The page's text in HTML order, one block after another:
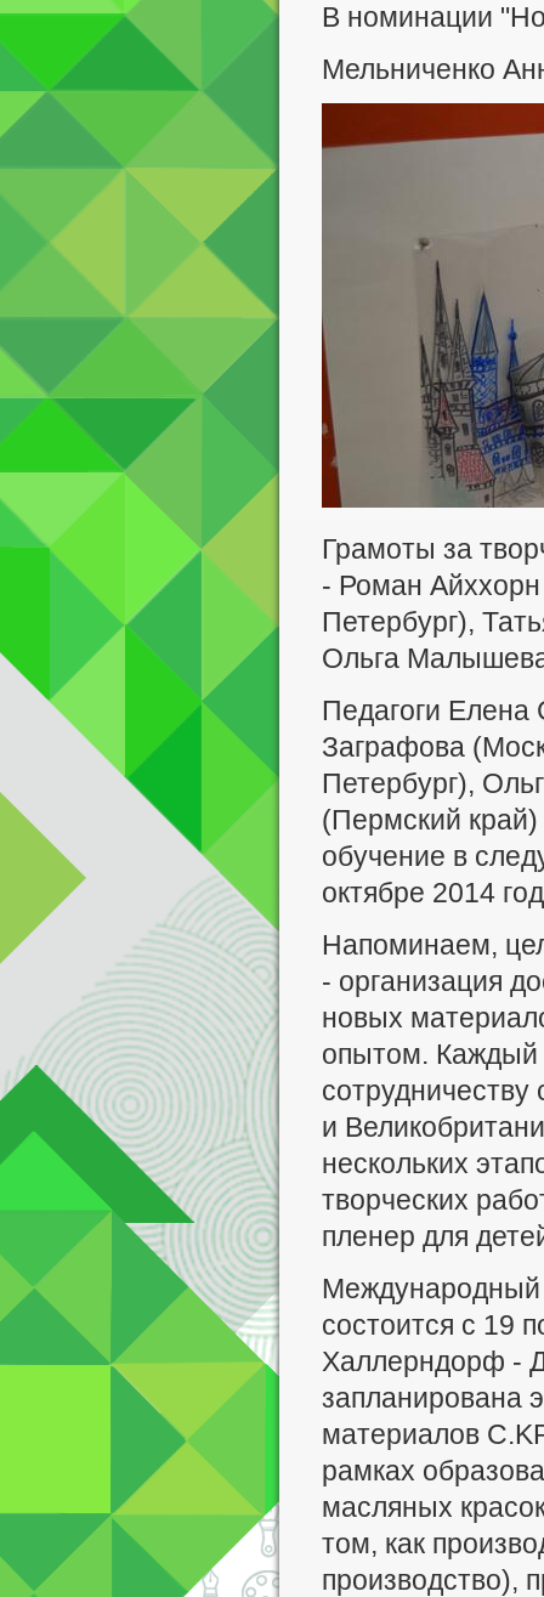
В номинации
Мельниченко
Грамоты за
- Роман
Петербург),
Ольга
Педагоги Елена
Заграфова
Петербург),
(Пермский
обучение в
октябре 2014
Напоминаем,
- организация
новых
опытом. Каждый
и
нескольких
творческих
пленер для
Международный
состоится с 19
Халлерндорф -
запланирована
материалов
рамках
масляных
том, как
производство),